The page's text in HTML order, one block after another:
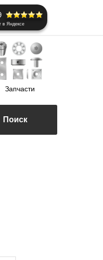
Запчасти
в Яндексе
Поиск